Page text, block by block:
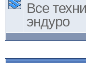
Все
эндуро